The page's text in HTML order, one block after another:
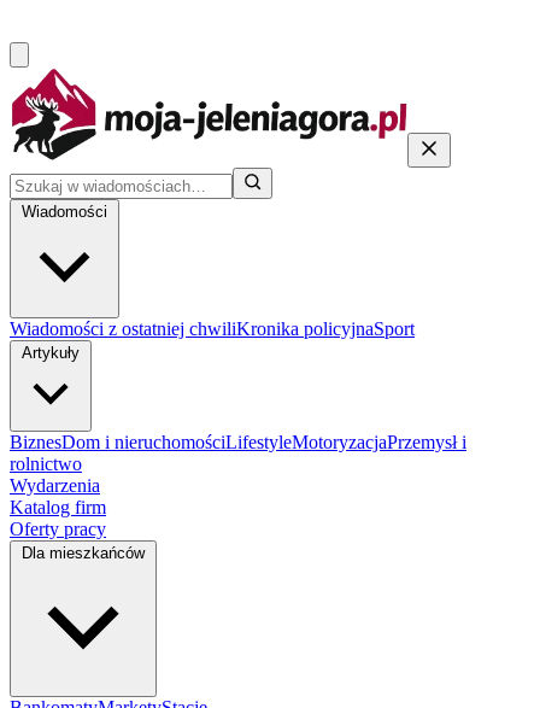
Wiadomości
Wiadomości z ostatniej chwiliKronika policyjnaSport
Artykuły
BiznesDom i nieruchomościLifestyleMotoryzacjaPrzemysł i
rolnictwo
Wydarzenia
Katalog firm
Oferty pracy
Dla mieszkańców